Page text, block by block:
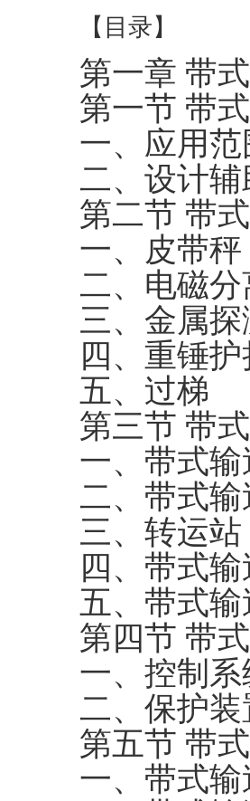
【目录】
第一章 带
第一节 带
一、应用范
二、设计
第二节 带
一、皮带秤
二、电磁分
三、金属探
四、重锤护
五、过梯
第三节 带
一、带式
二、带式输
三、转运站
四、带式
五、带式
第四节 带
一、控制
二、保护装
第五节 带
一、带式